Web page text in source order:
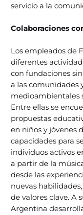
servicio a la
Colaboraciones
Los empleados de
diferentes
con fundaciones
a las comunidades
medioambientales
Entre ellas se
propuestas
en niños y jóvenes
capacidades para
individuos activos
a partir de la
desde las
nuevas
de valores clave. A
Argentina